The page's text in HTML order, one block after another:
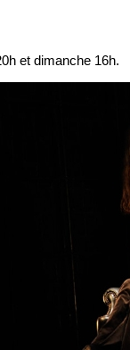
et dimanche 16h.